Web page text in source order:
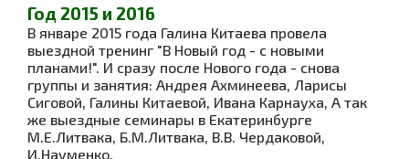
Год 2015 и 2016
В январе 2015 года Галина Китаева провела
выездной тренинг "В Новый год - с новыми
планами!". И сразу после Нового года - снова
группы и занятия: Андрея Ахминеева, Ларисы
Сиговой, Галины Китаевой, Ивана Карнауха, А так
же выездные семинары в Екатеринбурге
М.Е.Литвака, Б.М.Литвака, В.В. Чердаковой,
И.Науменко.